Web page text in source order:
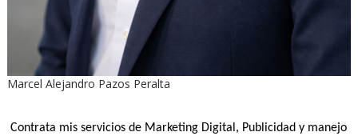
Marcel Alejandro Pazos Peralta
Contrata mis servicios de Marketing Digital, Publicidad y manejo